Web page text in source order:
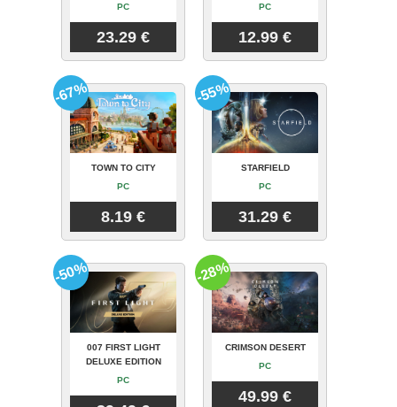
PC
23.29 €
PC
12.99 €
TOWN TO CITY
PC
8.19 €
-67%
STARFIELD
PC
31.29 €
-55%
007 FIRST LIGHT
DELUXE EDITION
PC
-50%
CRIMSON DESERT
PC
49.99 €
-28%